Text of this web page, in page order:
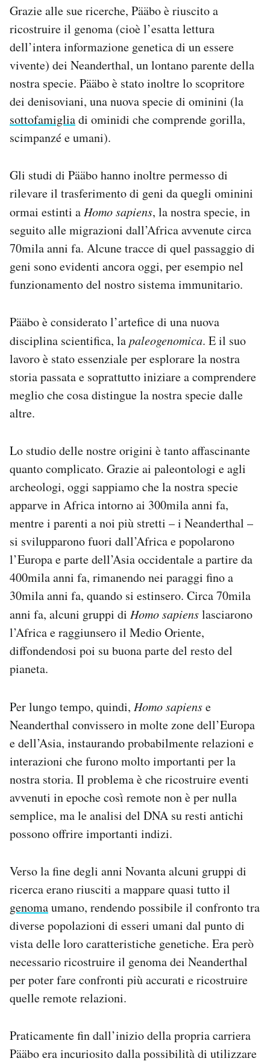
Regala il Post
Grazie alle sue ricerche, Pääbo è riuscito a
ricostruire il genoma (cioè l’esatta lettura
dell’intera informazione genetica di un essere
vivente) dei Neanderthal, un lontano parente della
nostra specie. Pääbo è stato inoltre lo scopritore
dei denisoviani, una nuova specie di ominini (la
sottofamigliadi ominidi che comprende gorilla,
scimpanzé e umani).
Gli studi di Pääbo hanno inoltre permesso di
rilevare il trasferimento di geni da quegli ominini
ormai estinti aHomo sapiens, la nostra specie, in
seguito alle migrazioni dall’Africa avvenute circa
70mila anni fa. Alcune tracce di quel passaggio di
geni sono evidenti ancora oggi, per esempio nel
funzionamento del nostro sistema immunitario.
Pääbo è considerato l’artefice di una nuova
disciplina scientifica, lapaleogenomica. E il suo
lavoro è stato essenziale per esplorare la nostra
storia passata e soprattutto iniziare a comprendere
meglio che cosa distingue la nostra specie dalle
altre.
Lo studio delle nostre origini è tanto affascinante
quanto complicato. Grazie ai paleontologi e agli
archeologi, oggi sappiamo che la nostra specie
apparve in Africa intorno ai 300mila anni fa,
mentre i parenti a noi più stretti – i Neanderthal –
si svilupparono fuori dall’Africa e popolarono
l’Europa e parte dell’Asia occidentale a partire da
400mila anni fa, rimanendo nei paraggi fino a
30mila anni fa, quando si estinsero. Circa 70mila
anni fa, alcuni gruppi di Homo sapienslasciarono
l’Africa e raggiunsero il Medio Oriente,
diffondendosi poi su buona parte del resto del
pianeta.
Per lungo tempo, quindi, Homo sapiense
Neanderthal convissero in molte zone dell’Europa
e dell’Asia, instaurando probabilmente relazioni e
interazioni che furono molto importanti per la
nostra storia. Il problema è che ricostruire eventi
avvenuti in epoche così remote non è per nulla
semplice, ma le analisi del DNA su resti antichi
possono offrire importanti indizi.
Verso la fine degli anni Novanta alcuni gruppi di
ricerca erano riusciti a mappare quasi tutto il
genomaumano, rendendo possibile il confronto tra
diverse popolazioni di esseri umani dal punto di
vista delle loro caratteristiche genetiche. Era però
necessario ricostruire il genoma dei Neanderthal
per poter fare confronti più accurati e ricostruire
quelle remote relazioni.
Praticamente fin dall’inizio della propria carriera
Pääbo era incuriosito dalla possibilità di utilizzare